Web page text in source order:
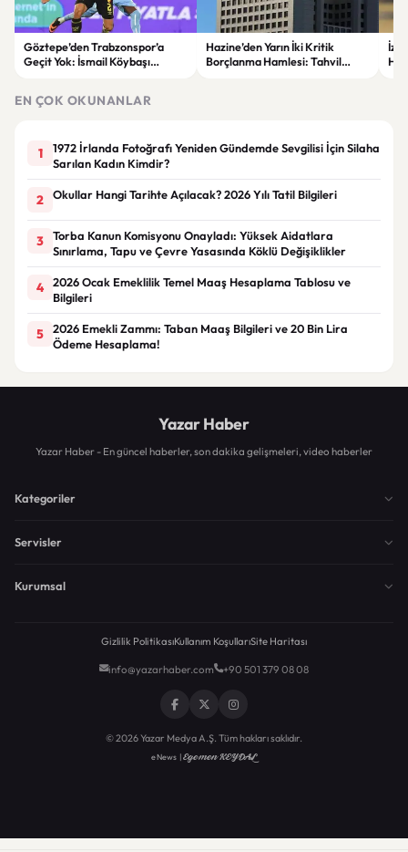
Göztepe’den Trabzonspor’a
Geçit Yok: İsmail Köybaşı
Hazine’den Yarın İki Kritik
Borçlanma Hamlesi: Tahvil
EN ÇOK OKUNANLAR
1
1972 İrlanda Fotoğrafı Yeniden Gündemde Sevgilisi İçin Silaha
Sarılan Kadın Kimdir?
2 Okullar Hangi Tarihte Açılacak? 2026 Yılı Tatil Bilgileri
3
Torba Kanun Komisyonu Onayladı: Yüksek Aidatlara
Sınırlama, Tapu ve Çevre Yasasında Köklü Değişiklikler
4
2026 Ocak Emeklilik Temel Maaş Hesaplama Tablosu ve
Bilgileri
5
2026 Emekli Zammı: Taban Maaş Bilgileri ve 20 Bin Lira
Ödeme Hesaplama!
Yazar Haber
Yazar Haber - En güncel haberler, son dakika gelişmeleri, video haberler
Kategoriler
Servisler
Kurumsal
Gizlilik PolitikasıKullanım KoşullarıSite Haritası
info@yazarhaber.com +90 501 379 08 08
© 2026 Yazar Medya A.Ş. Tüm hakları saklıdır.
eNews |Egemen KEYDAL